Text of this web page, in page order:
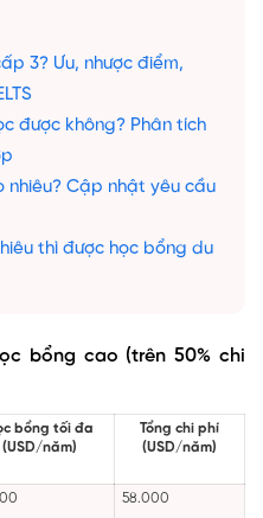
3? Ưu, nhược điểm,
được không? Phân tích
nhiêu? Cập nhật yêu cầu
thì được học bổng du
bổng cao (trên 50% chi
bổng tối đa
(USD/năm)
Tổng chi phí
(USD/năm)
58.000